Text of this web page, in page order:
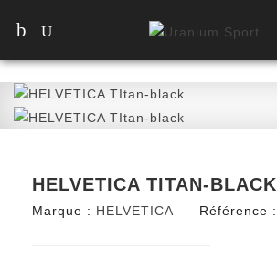
HELVETICA TITAN-BLACK
Marque : HELVETICA Référence :